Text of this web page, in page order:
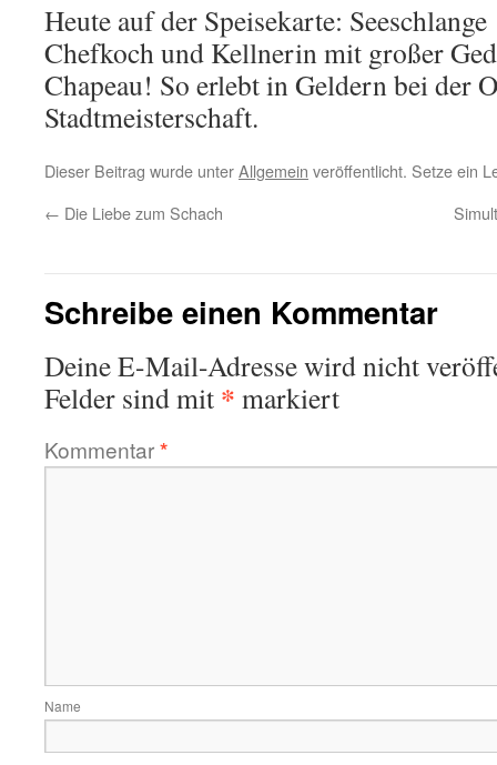
Heute auf der Speisekarte: Seeschlange
Chefkoch und Kellnerin mit großer
Chapeau! So erlebt in Geldern bei der
Stadtmeisterschaft.
Dieser Beitrag wurde unterAllgemein veröffentlicht. Setze ein
← Die Liebe zum Schach
Schreibe einen Kommentar
Deine E-Mail-Adresse wird nicht
Felder sind mit * markiert
Kommentar*
Name